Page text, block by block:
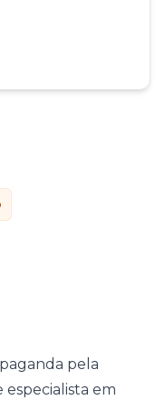
pela
especialista em